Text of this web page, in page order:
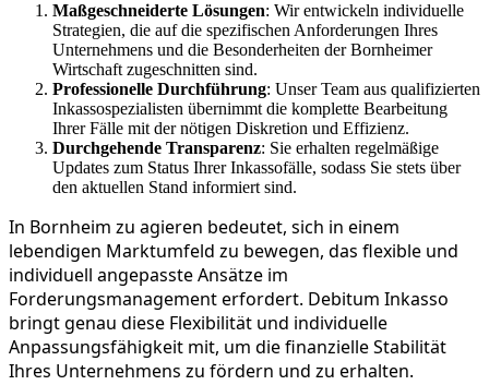
Maßgeschneiderte Lösungen: Wir entwickeln individuelle
Strategien, die auf die spezifischen Anforderungen Ihres
Unternehmens und die Besonderheiten der Bornheimer
Wirtschaft zugeschnitten sind.
Professionelle Durchführung: Unser Team aus qualifizierten
Inkassospezialisten übernimmt die komplette Bearbeitung
Ihrer Fälle mit der nötigen Diskretion und Effizienz.
Durchgehende Transparenz: Sie erhalten regelmäßige
Updates zum Status Ihrer Inkassofälle, sodass Sie stets über
den aktuellen Stand informiert sind.
In Bornheim zu agieren bedeutet, sich in einem
lebendigen Marktumfeld zu bewegen, das flexible und
individuell angepasste Ansätze im
Forderungsmanagement erfordert. Debitum Inkasso
bringt genau diese Flexibilität und individuelle
Anpassungsfähigkeit mit, um die finanzielle Stabilität
Ihres Unternehmens zu fördern und zu erhalten.